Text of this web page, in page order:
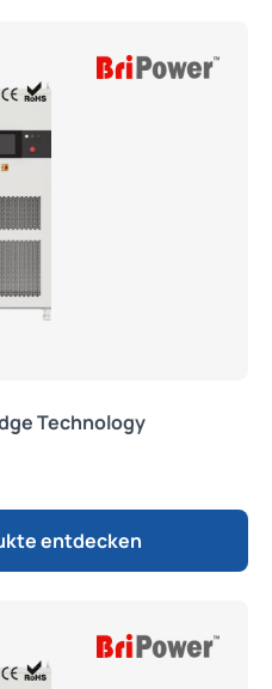
Technology
entdecken